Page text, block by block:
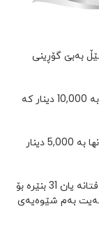
بەبێ گۆڕینی
بڕی 10 گێگابایت ئینتەرنێت بەدەستبهێنە تەنها بە 10,000 دینار کە
یان بڕی 5 گێگابایت ئینتەرنێت بەدەستبهێنە تەنها بە 5,000 دینار
بۆ بەشداریکردن- 30 بنێرە بۆ 340 بۆ پاکێجی هەفتانە یان 31 بنێرە بۆ
بکەیت بەم شێوەیەی